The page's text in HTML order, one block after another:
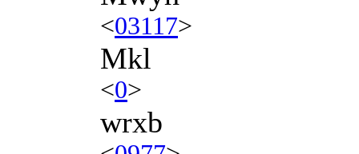
<03117>
Mkl
<0>
wrxb